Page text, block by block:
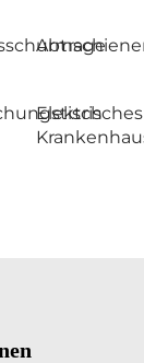
Elektrisches